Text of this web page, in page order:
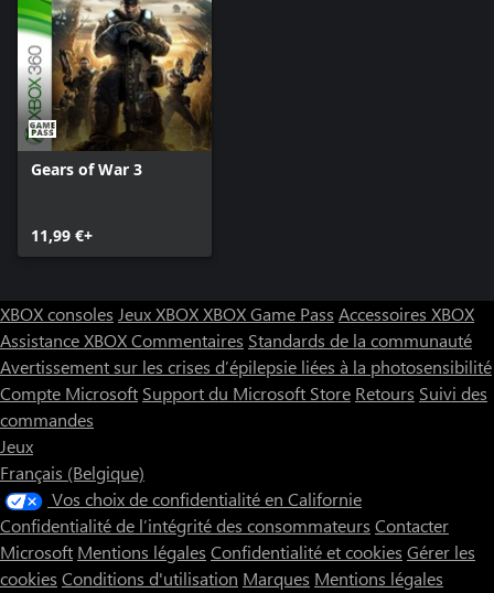
Gears of War 3
11,99 €+
XBOX consoles Jeux XBOXXBOX Game Pass Accessoires XBOX
Assistance XBOXCommentaires Standards de la communauté
Avertissement sur les crises d’épilepsie liées à la photosensibilité
Compte Microsoft Support du Microsoft Store Retours Suivi des
commandes
Jeux
Français (Belgique)
Vos choix de confidentialité en Californie
Confidentialité de l’intégrité des consommateurs Contacter
Microsoft Mentions légales Confidentialité et cookies Gérer les
cookies Conditions d'utilisation Marques Mentions légales